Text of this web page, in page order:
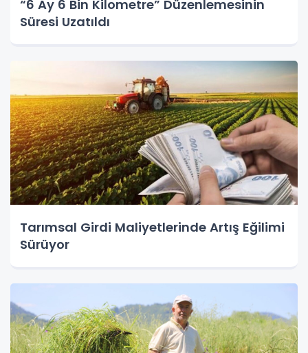
“6 Ay 6 Bin Kilometre” Düzenlemesinin
Süresi Uzatıldı
Tarımsal Girdi Maliyetlerinde Artış Eğilimi
Sürüyor